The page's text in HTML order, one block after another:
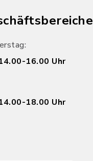
16.00 Uhr
18.00 Uhr